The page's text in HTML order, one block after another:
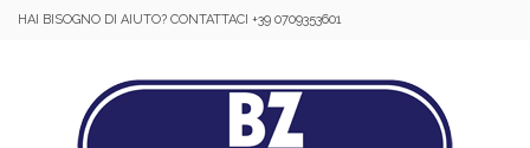
HAI BISOGNO DI AIUTO? CONTATTACI +39 0709353601